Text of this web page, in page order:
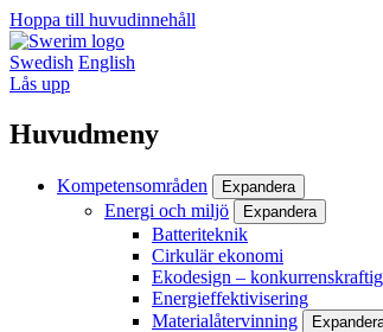
Hoppa till huvudinnehåll
Swedish English
Lås upp
Huvudmeny
Kompetensområden Expandera
Energi och miljö Expandera
Batteriteknik
Cirkulär ekonomi
Ekodesign –
Energieffektivisering
Materialåtervinning